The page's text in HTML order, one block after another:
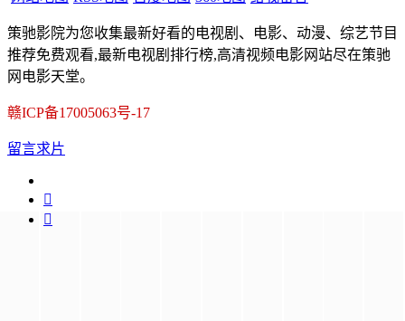
策驰影院为您收集最新好看的电视剧、电影、动漫、综艺节目
推荐免费观看,最新电视剧排行榜,高清视频电影网站尽在策驰
网电影天堂。
赣ICP备17005063号-17
留言求片

